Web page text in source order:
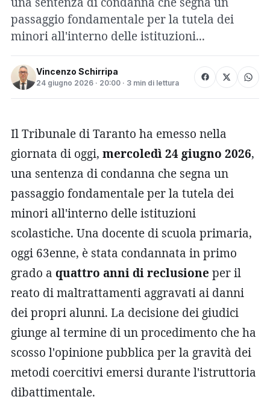
passaggio fondamentale per la tutela dei
minori all'interno delle istituzioni...
Vincenzo Schirripa
24 giugno 2026 · 20:00 · 3 min di lettura
Il Tribunale di Taranto ha emesso nella
giornata di oggi, mercoledì 24 giugno 2026,
una sentenza di condanna che segna un
passaggio fondamentale per la tutela dei
minori all'interno delle istituzioni
scolastiche. Una docente di scuola primaria,
oggi 63enne, è stata condannata in primo
grado a quattro anni di reclusione per il
reato di maltrattamenti aggravati ai danni
dei propri alunni. La decisione dei giudici
giunge al termine di un procedimento che ha
scosso l'opinione pubblica per la gravità dei
metodi coercitivi emersi durante l'istruttoria
dibattimentale.